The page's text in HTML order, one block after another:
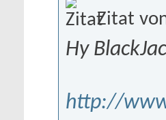
Zitat
Hy
http://